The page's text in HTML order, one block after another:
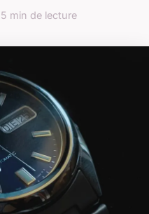
5 min de lecture